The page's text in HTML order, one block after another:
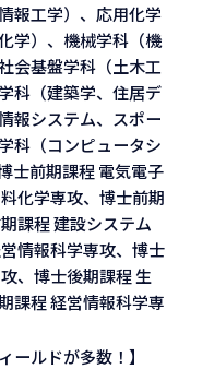
報工学）、応用化学
学）、機械学科（機
会基盤学科（土木工
科（建築学、住居デ
報システム、スポー
科（コンピュータシ
士前期課程 電気電子
化学専攻、博士前期
課程 建設システム
情報科学専攻、博士
、博士後期課程 生
課程 経営情報科学専
ールドが多数！】